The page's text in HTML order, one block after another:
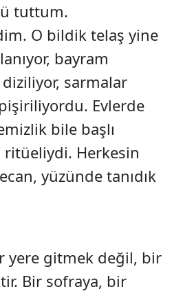
tuttum.
O bildik telaş yine
bayram
sarmalar
Evlerde
bile başlı
ritüeliydi. Herkesin
yüzünde tanıdık
yere gitmek değil, bir
Bir sofraya, bir